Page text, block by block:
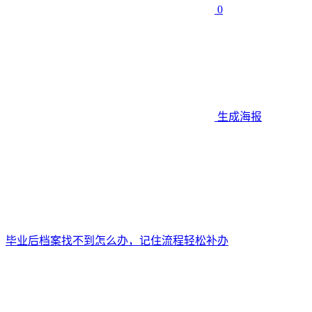
0
生成海报
毕业后档案找不到怎么办，记住流程轻松补办